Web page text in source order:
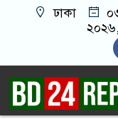
ঢাকা
২০২৬,